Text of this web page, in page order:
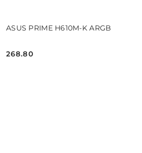
ASUS PRIME H610M-K ARGB
Cena:
268.80